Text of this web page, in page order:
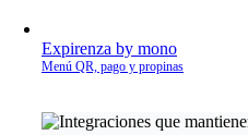
Expirenza by mono
Menú QR, pago y propinas